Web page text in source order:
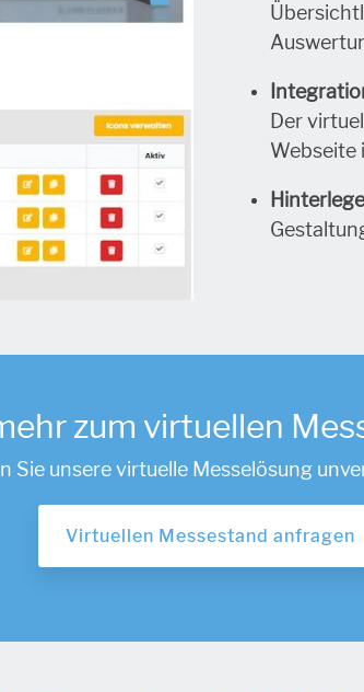
Der
Webseite
zum virtuellen
Sie unsere virtuelle Messelösung
Virtuellen Messestand anfragen